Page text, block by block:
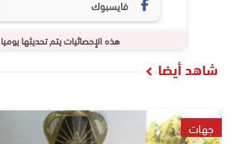
فايسبوك
هذه الإحصائيات يتم تحديثها يوميا
شاهد أيضا
جهات